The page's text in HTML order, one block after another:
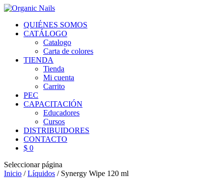
QUIÉNES SOMOS
CATÁLOGO
Catalogo
Carta de colores
TIENDA
Tienda
Mi cuenta
Carrito
PEC
CAPACITACIÓN
Educadores
Cursos
DISTRIBUIDORES
CONTACTO
$ 0
Seleccionar página
Inicio /Líquidos / Synergy Wipe 120 ml